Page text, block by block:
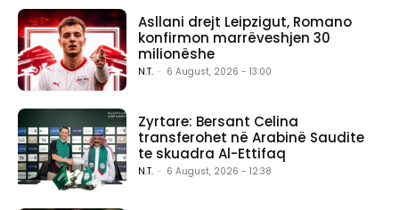
Asllani drejt Leipzigut, Romano
konfirmon marrëveshjen 30
milionëshe
N.T. - 6 August, 2026 - 13:00
Zyrtare: Bersant Celina
transferohet në Arabinë Saudite
te skuadra Al-Ettifaq
N.T. - 6 August, 2026 - 12:38